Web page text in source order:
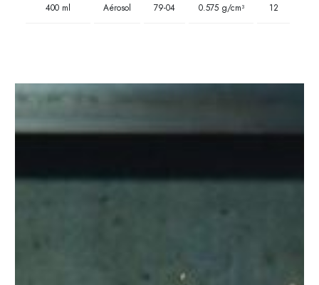
400 ml Aérosol 79-04 0.575 g/cm³ 12